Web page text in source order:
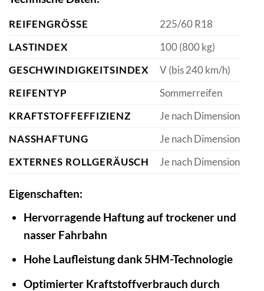
REIFENGRÖSSE
225/60 R18
LASTINDEX
100 (800 kg)
GESCHWINDIGKEITSINDEX
V (bis 240 km/h)
REIFENTYP
Sommerreifen
KRAFTSTOFFEFFIZIENZ
Je nach Dimension
NASSHAFTUNG
Je nach Dimension
EXTERNES ROLLGERÄUSCH
Je nach Dimension
Eigenschaften:
Hervorragende Haftung auf trockener und
nasser Fahrbahn
Hohe Laufleistung dank 5HM-Technologie
Optimierter Kraftstoffverbrauch durch